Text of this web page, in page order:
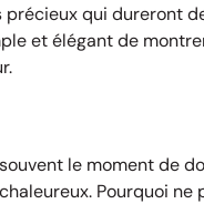
qui dureront
et élégant de
le moment de
Pourquoi ne